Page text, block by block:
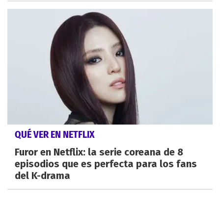
QUÉ VER EN NETFLIX
Furor en Netflix: la serie coreana de 8
episodios que es perfecta para los fans
del K-drama